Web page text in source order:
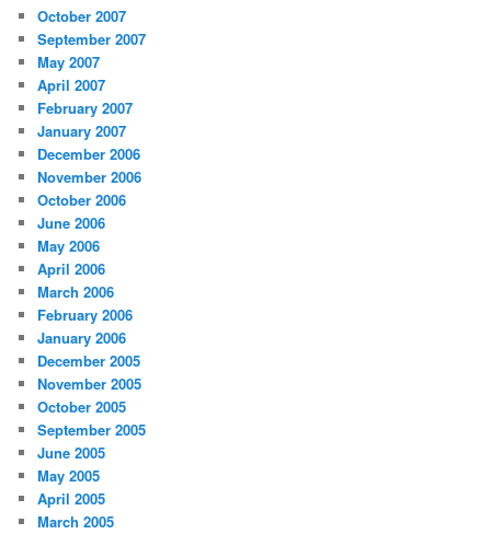
October 2007
September 2007
May 2007
April 2007
February 2007
January 2007
December 2006
November 2006
October 2006
June 2006
May 2006
April 2006
March 2006
February 2006
January 2006
December 2005
November 2005
October 2005
September 2005
June 2005
May 2005
April 2005
March 2005